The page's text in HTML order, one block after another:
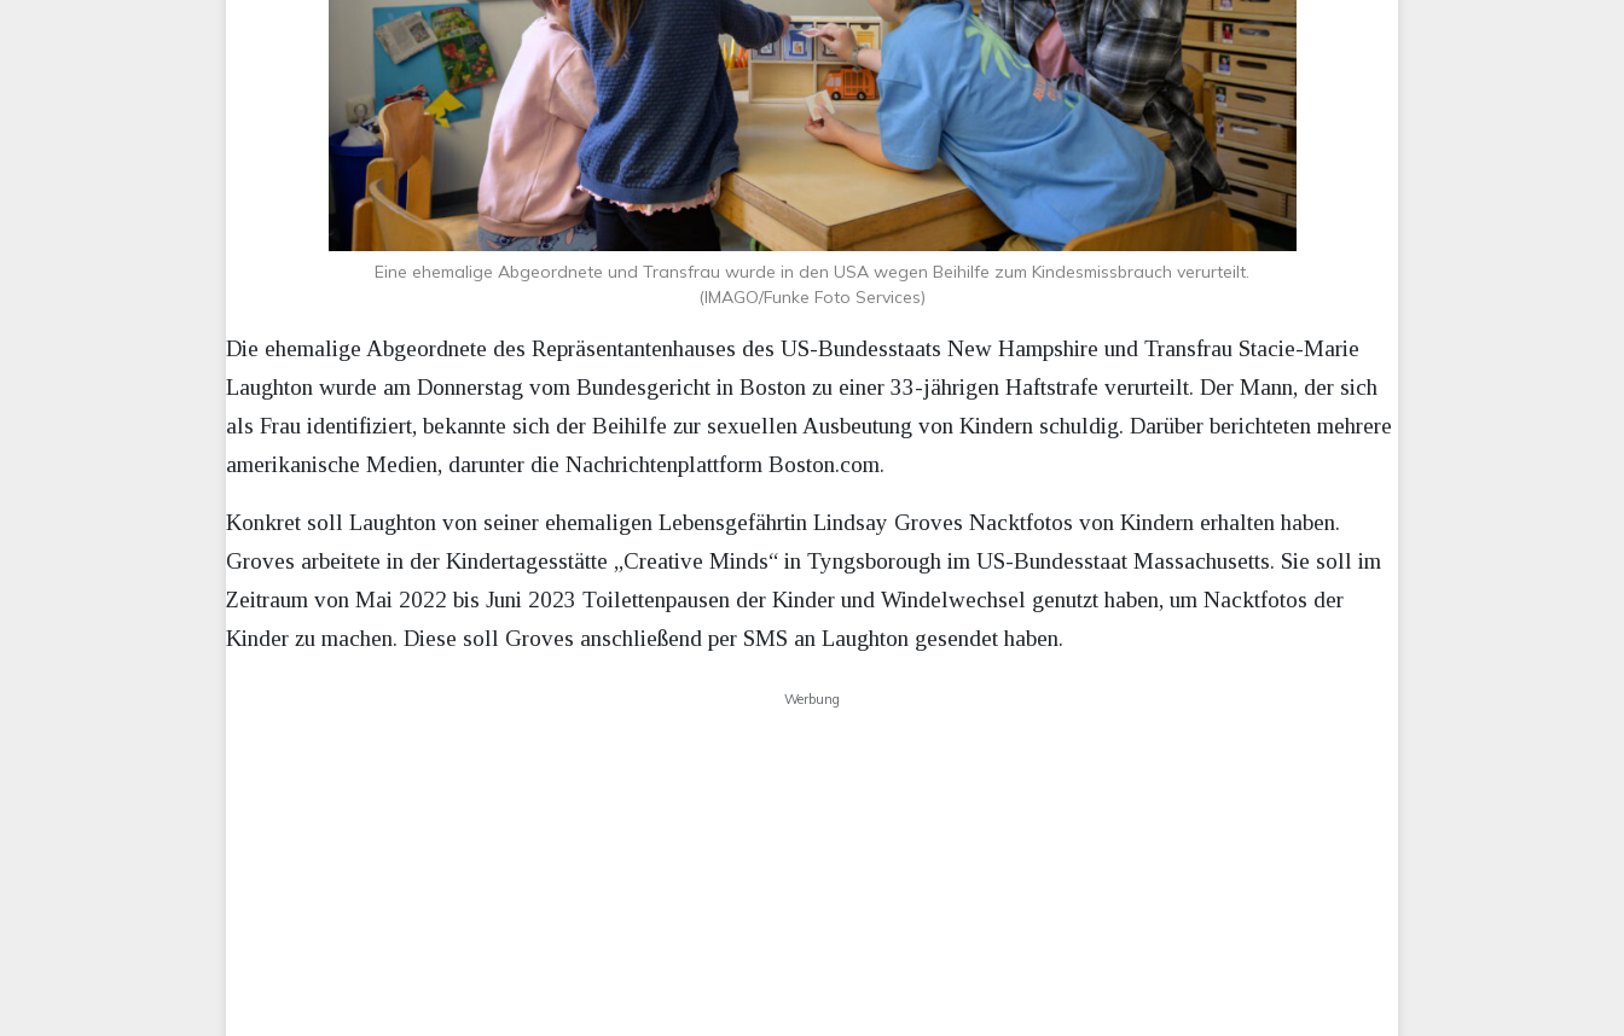
Eine ehemalige Abgeordnete und Transfrau wurde in den USA wegen Beihilfe zum Kindesmissbrauch verurteilt.
(IMAGO/Funke Foto Services)
Die ehemalige Abgeordnete des Repräsentantenhauses des US-Bundesstaats New Hampshire und Transfrau Stacie-Marie
Laughton wurde am Donnerstag vom Bundesgericht in Boston zu einer 33-jährigen Haftstrafe verurteilt. Der Mann, der sich
als Frau identifiziert, bekannte sich der Beihilfe zur sexuellen Ausbeutung von Kindern schuldig. Darüber berichteten mehrere
amerikanische Medien, darunter die Nachrichtenplattform Boston.com.
Konkret soll Laughton von seiner ehemaligen Lebensgefährtin Lindsay Groves Nacktfotos von Kindern erhalten haben.
Groves arbeitete in der Kindertagesstätte „Creative Minds“ in Tyngsborough im US-Bundesstaat Massachusetts. Sie soll im
Zeitraum von Mai 2022 bis Juni 2023 Toilettenpausen der Kinder und Windelwechsel genutzt haben, um Nacktfotos der
Kinder zu machen. Diese soll Groves anschließend per SMS an Laughton gesendet haben.
Werbung